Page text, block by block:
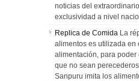
noticias del
exclusividad a nivel
Replica de Comida La
alimentos es utilizada en
alimentación, para
que no sean
Sanpuru imita los